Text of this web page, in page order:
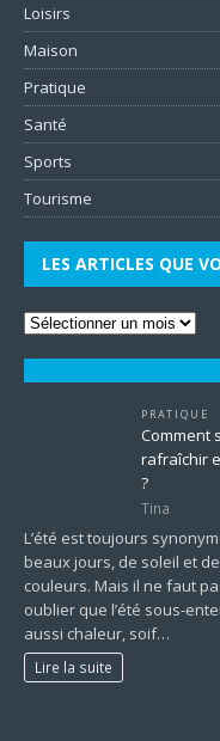
Loisirs
Maison
Pratique
Santé
Sports
Tourisme
LES ARTICLES QUE
PRATIQUE
Comment
rafraîchir
?
Tina
L’été est toujours
beaux jours, de soleil et
couleurs. Mais il ne faut
oublier que l’été sous-
aussi chaleur, soif…
Lire la suite